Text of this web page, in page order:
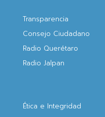
Transparencia
Consejo Ciudadano
Radio Querétaro
Radio Jalpan
Ética e Integridad